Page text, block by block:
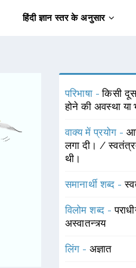
हिंदी ज्ञान स्तर के अनुसार
परिभाषा -किसी
होने की अवस्था या
वाक्य में प्रयोग -
लगा दी। /
थी।
समानार्थी शब्द -
विलोम शब्द -
अस्वातन्त्र्य
लिंग - अज्ञात